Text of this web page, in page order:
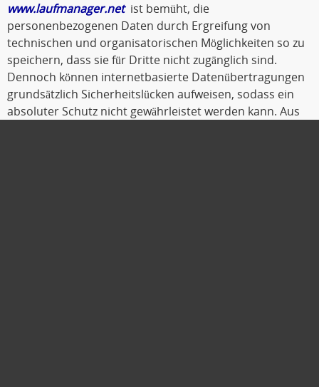
www.laufmanager.netist bemüht, die
personenbezogenen Daten durch Ergreifung von
technischen und organisatorischen Möglichkeiten so zu
speichern, dass sie für Dritte nicht zugänglich sind.
Dennoch können internetbasierte Datenübertragungen
grundsätzlich Sicherheitslücken aufweisen, sodass ein
absoluter Schutz nicht gewährleistet werden kann. Aus